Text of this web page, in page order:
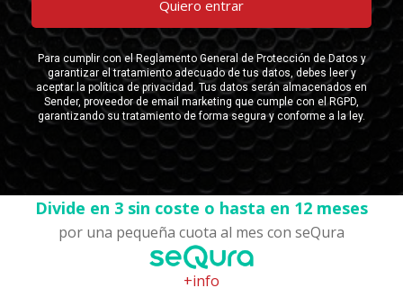
Divide en 3 sin coste o hasta en 12 meses
por una pequeña cuota al mes con seQura
+info